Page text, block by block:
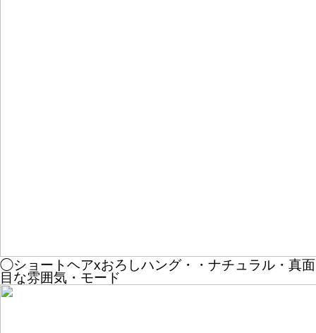
◯ショートヘアxおろしハング・・ナチュラル・真面
目な雰囲気・モード